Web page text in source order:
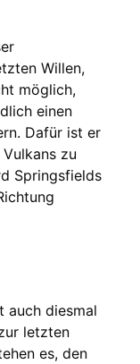
Willen,
möglich,
einen
Dafür ist er
zu
Springsfields
auch diesmal
letzten
es, den